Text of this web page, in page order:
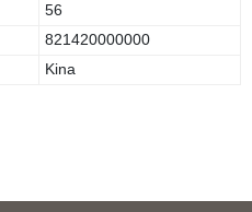
56
821420000000
Kina